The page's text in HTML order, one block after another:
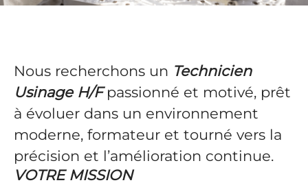
Nous recherchons un Technicien
Usinage H/Fpassionné et motivé, prêt
à évoluer dans un environnement
moderne, formateur et tourné vers la
précision et l’amélioration continue.
VOTRE MISSION